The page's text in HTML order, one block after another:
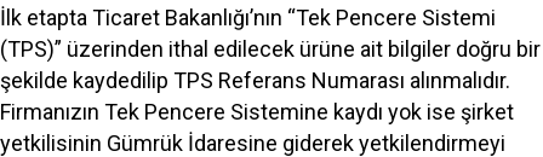
İlk etapta Ticaret Bakanlığı’nın “Tek Pencere Sistemi
(TPS)” üzerinden ithal edilecek ürüne ait bilgiler doğru bir
şekilde kaydedilip TPS Referans Numarası alınmalıdır.
Firmanızın Tek Pencere Sistemine kaydı yok ise şirket
yetkilisinin Gümrük İdaresine giderek yetkilendirmeyi